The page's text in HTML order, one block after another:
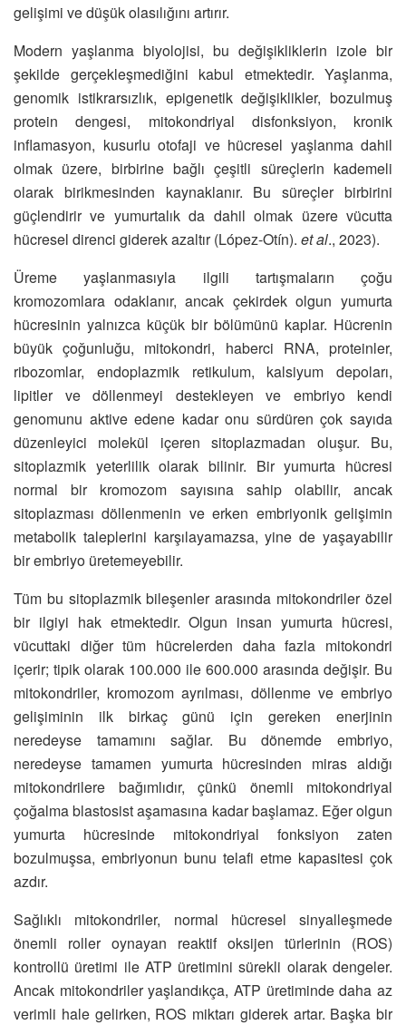
gelişimi ve düşük olasılığını artırır.
Modern yaşlanma biyolojisi, bu değişikliklerin izole bir
şekilde gerçekleşmediğini kabul etmektedir. Yaşlanma,
genomik istikrarsızlık, epigenetik değişiklikler, bozulmuş
protein dengesi, mitokondriyal disfonksiyon, kronik
inflamasyon, kusurlu otofaji ve hücresel yaşlanma dahil
olmak üzere, birbirine bağlı çeşitli süreçlerin kademeli
olarak birikmesinden kaynaklanır. Bu süreçler birbirini
güçlendirir ve yumurtalık da dahil olmak üzere vücutta
hücresel direnci giderek azaltır (López-Otín). et al., 2023).
Üreme yaşlanmasıyla ilgili tartışmaların çoğu
kromozomlara odaklanır, ancak çekirdek olgun yumurta
hücresinin yalnızca küçük bir bölümünü kaplar. Hücrenin
büyük çoğunluğu, mitokondri, haberci RNA, proteinler,
ribozomlar, endoplazmik retikulum, kalsiyum depoları,
lipitler ve döllenmeyi destekleyen ve embriyo kendi
genomunu aktive edene kadar onu sürdüren çok sayıda
düzenleyici molekül içeren sitoplazmadan oluşur. Bu,
sitoplazmik yeterlilik olarak bilinir. Bir yumurta hücresi
normal bir kromozom sayısına sahip olabilir, ancak
sitoplazması döllenmenin ve erken embriyonik gelişimin
metabolik taleplerini karşılayamazsa, yine de yaşayabilir
bir embriyo üretemeyebilir.
Tüm bu sitoplazmik bileşenler arasında mitokondriler özel
bir ilgiyi hak etmektedir. Olgun insan yumurta hücresi,
vücuttaki diğer tüm hücrelerden daha fazla mitokondri
içerir; tipik olarak 100.000 ile 600.000 arasında değişir. Bu
mitokondriler, kromozom ayrılması, döllenme ve embriyo
gelişiminin ilk birkaç günü için gereken enerjinin
neredeyse tamamını sağlar. Bu dönemde embriyo,
neredeyse tamamen yumurta hücresinden miras aldığı
mitokondrilere bağımlıdır, çünkü önemli mitokondriyal
çoğalma blastosist aşamasına kadar başlamaz. Eğer olgun
yumurta hücresinde mitokondriyal fonksiyon zaten
bozulmuşsa, embriyonun bunu telafi etme kapasitesi çok
azdır.
Sağlıklı mitokondriler, normal hücresel sinyalleşmede
önemli roller oynayan reaktif oksijen türlerinin (ROS)
kontrollü üretimi ile ATP üretimini sürekli olarak dengeler.
Ancak mitokondriler yaşlandıkça, ATP üretiminde daha az
verimli hale gelirken, ROS miktarı giderek artar. Başka bir